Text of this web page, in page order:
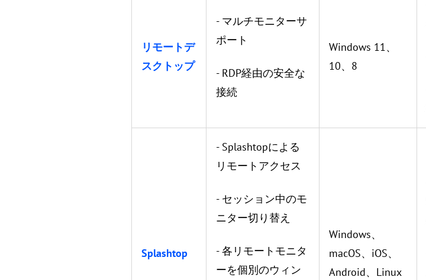
リモートデ
スクトップ
- マルチモニターサ
ポート
- RDP経由の安全な
接続
Windows 11、
10、8
Splashtop
- Splashtopによる
リモートアクセス
- セッション中のモ
ニター切り替え
- 各リモートモニタ
ーを個別のウィン
Windows、
macOS、iOS、
Android、Linux